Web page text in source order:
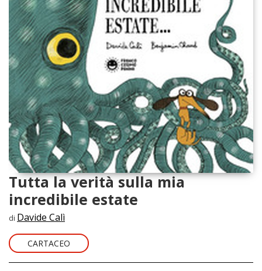
Tutta la verità sulla mia
incredibile estate
di Davide Calì
CARTACEO